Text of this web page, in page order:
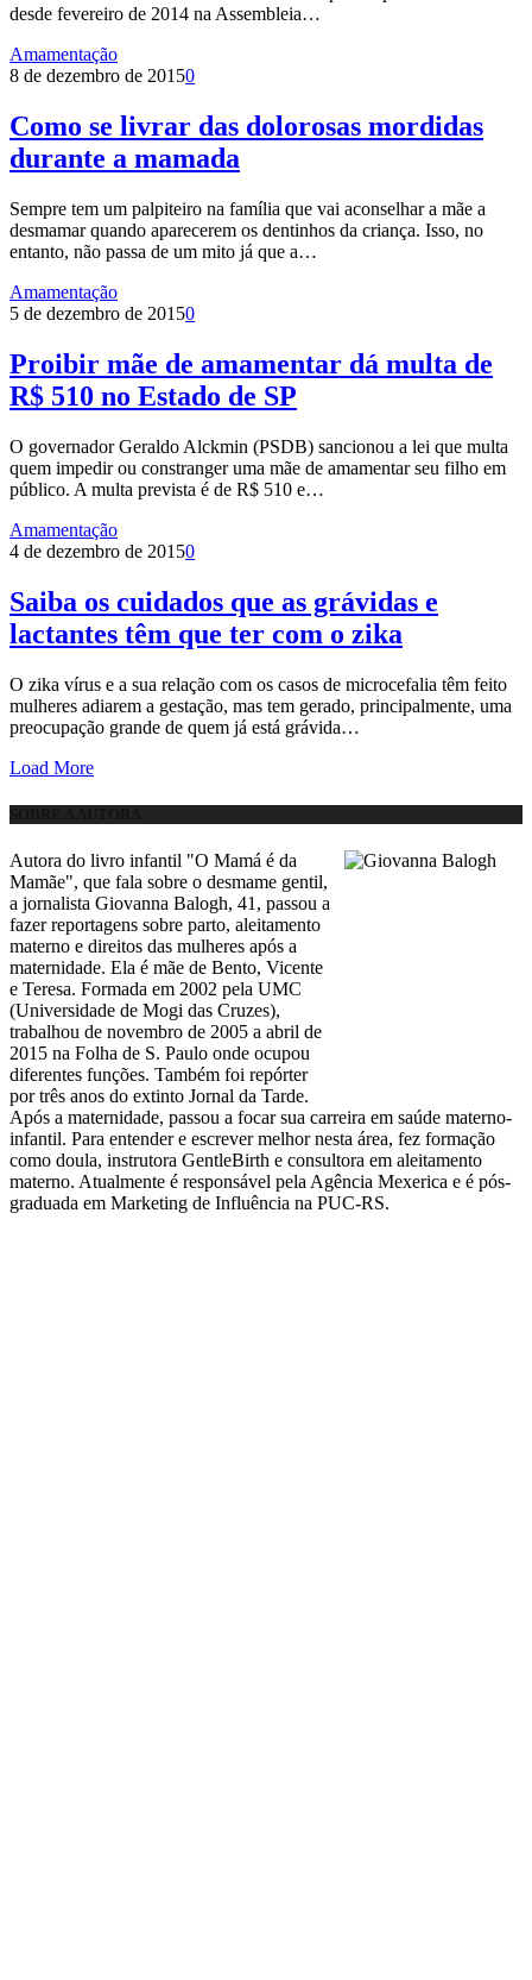
desde fevereiro de 2014 na Assembleia…
Amamentação
8 de dezembro de 20150
Como se livrar das dolorosas mordidas
durante a mamada
Sempre tem um palpiteiro na família que vai aconselhar a mãe a
desmamar quando aparecerem os dentinhos da criança. Isso, no
entanto, não passa de um mito já que a…
Amamentação
5 de dezembro de 20150
Proibir mãe de amamentar dá multa de
R$ 510 no Estado de SP
O governador Geraldo Alckmin (PSDB) sancionou a lei que multa
quem impedir ou constranger uma mãe de amamentar seu filho em
público. A multa prevista é de R$ 510 e…
Amamentação
4 de dezembro de 20150
Saiba os cuidados que as grávidas e
lactantes têm que ter com o zika
O zika vírus e a sua relação com os casos de microcefalia têm feito
mulheres adiarem a gestação, mas tem gerado, principalmente, uma
preocupação grande de quem já está grávida…
Load More
Autora do livro infantil "O Mamá é da
Mamãe", que fala sobre o desmame gentil,
a jornalista Giovanna Balogh, 41, passou a
fazer reportagens sobre parto, aleitamento
materno e direitos das mulheres após a
maternidade. Ela é mãe de Bento, Vicente
e Teresa. Formada em 2002 pela UMC
(Universidade de Mogi das Cruzes),
trabalhou de novembro de 2005 a abril de
2015 na Folha de S. Paulo onde ocupou
diferentes funções. Também foi repórter
por três anos do extinto Jornal da Tarde.
Após a maternidade, passou a focar sua carreira em saúde materno-
infantil. Para entender e escrever melhor nesta área, fez formação
como doula, instrutora GentleBirth e consultora em aleitamento
materno. Atualmente é responsável pela Agência Mexerica e é pós-
graduada em Marketing de Influência na PUC-RS.